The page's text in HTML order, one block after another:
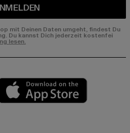
mit Deinen Daten umgeht, findest Du
Du kannst Dich jederzeit kostenfei
lesen.
market